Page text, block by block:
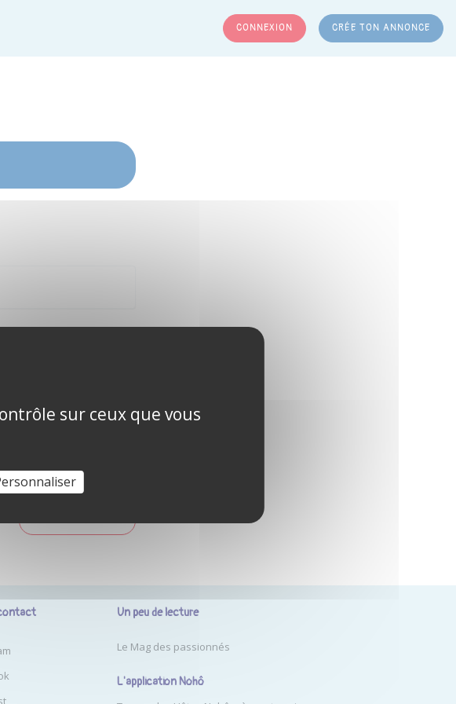
CONNEXION CRÉE TON ANNONCE
CRÉER UN COMPTE
Un peu de lecture
Le Mag des passionnés
L'application Nohô
sur ceux que vous